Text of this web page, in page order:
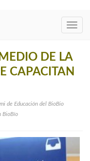
DE LA
CAPACITAN
de Educación del BioBio
BioBí­o